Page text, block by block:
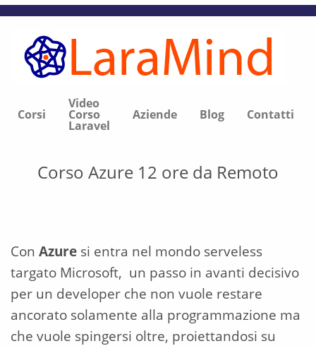
Corsi
Video
Corso
Laravel
Aziende Blog Contatti
Corso Azure 12 ore da Remoto
Con Azure si entra nel mondo serveless
targato Microsoft, un passo in avanti decisivo
per un developer che non vuole restare
ancorato solamente alla programmazione ma
che vuole spingersi oltre, proiettandosi su